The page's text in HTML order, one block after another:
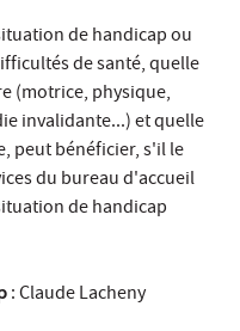
de handicap ou
de santé, quelle
(motrice, physique,
invalidante...) et quelle
peut bénéficier, s'il le
du bureau d'accueil
de handicap
: Claude Lacheny